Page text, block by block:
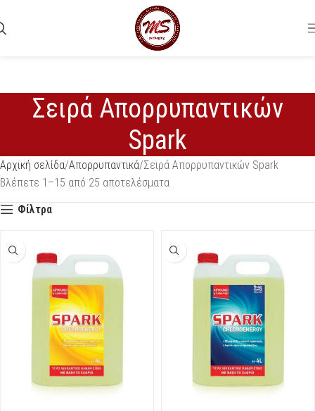
Σειρά Απορρυπαντικών
Spark
Αρχική σελίδα Απορρυπαντικά Σειρά Απορρυπαντικών Spark
Βλέπετε 1–15 από 25 αποτελέσματα
Φίλτρα